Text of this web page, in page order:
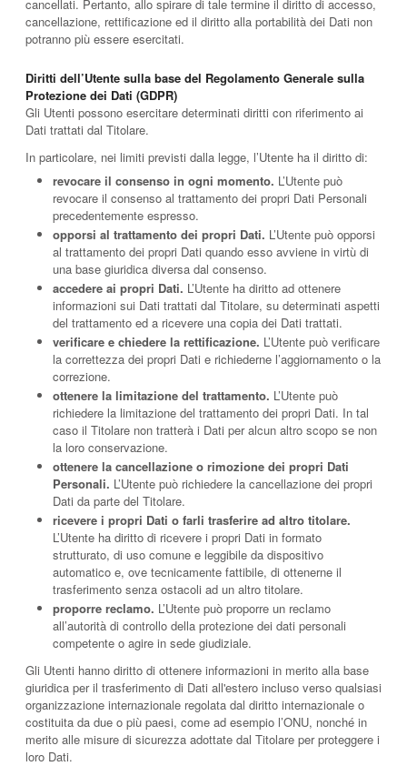
cancellati. Pertanto, allo spirare di tale termine il diritto di accesso,
cancellazione, rettificazione ed il diritto alla portabilità dei Dati non
potranno più essere esercitati.
Diritti dell’Utente sulla base del Regolamento Generale sulla
Protezione dei Dati (GDPR)
Gli Utenti possono esercitare determinati diritti con riferimento ai
Dati trattati dal Titolare.
In particolare, nei limiti previsti dalla legge, l’Utente ha il diritto di:
revocare il consenso in ogni momento. L’Utente può
revocare il consenso al trattamento dei propri Dati Personali
precedentemente espresso.
opporsi al trattamento dei propri Dati. L’Utente può opporsi
al trattamento dei propri Dati quando esso avviene in virtù di
una base giuridica diversa dal consenso.
accedere ai propri Dati. L’Utente ha diritto ad ottenere
informazioni sui Dati trattati dal Titolare, su determinati aspetti
del trattamento ed a ricevere una copia dei Dati trattati.
verificare e chiedere la rettificazione. L’Utente può verificare
la correttezza dei propri Dati e richiederne l’aggiornamento o la
correzione.
ottenere la limitazione del trattamento. L’Utente può
richiedere la limitazione del trattamento dei propri Dati. In tal
caso il Titolare non tratterà i Dati per alcun altro scopo se non
la loro conservazione.
ottenere la cancellazione o rimozione dei propri Dati
Personali. L’Utente può richiedere la cancellazione dei propri
Dati da parte del Titolare.
ricevere i propri Dati o farli trasferire ad altro titolare.
L’Utente ha diritto di ricevere i propri Dati in formato
strutturato, di uso comune e leggibile da dispositivo
automatico e, ove tecnicamente fattibile, di ottenerne il
trasferimento senza ostacoli ad un altro titolare.
proporre reclamo. L’Utente può proporre un reclamo
all’autorità di controllo della protezione dei dati personali
competente o agire in sede giudiziale.
Gli Utenti hanno diritto di ottenere informazioni in merito alla base
giuridica per il trasferimento di Dati all'estero incluso verso qualsiasi
organizzazione internazionale regolata dal diritto internazionale o
costituita da due o più paesi, come ad esempio l’ONU, nonché in
merito alle misure di sicurezza adottate dal Titolare per proteggere i
loro Dati.